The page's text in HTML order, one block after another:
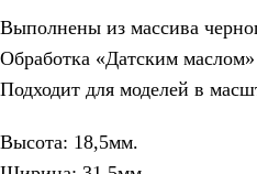
Выполнены из массива
Обработка «Датским маслом»
Подходит для моделей в
Высота: 18,5мм.